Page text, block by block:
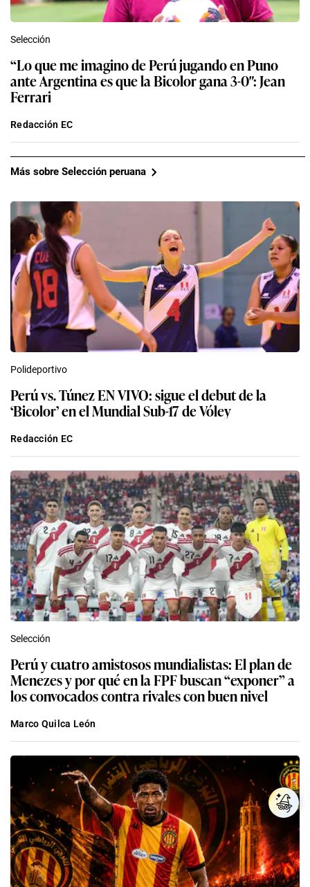
Selección
“Lo que me imagino de Perú jugando en Puno
ante Argentina es que la Bicolor gana 3-0″: Jean
Ferrari
Redacción EC
Más sobre Selección peruana
Polideportivo
Perú vs. Túnez EN VIVO: sigue el debut de la
‘Bicolor’ en el Mundial Sub-17 de Vóley
Redacción EC
Selección
Perú y cuatro amistosos mundialistas: El plan de
Menezes y por qué en la FPF buscan “exponer” a
los convocados contra rivales con buen nivel
Marco Quilca León